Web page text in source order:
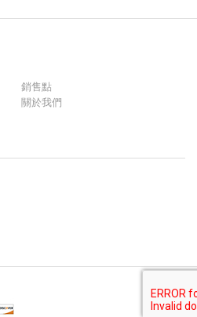
銷售點
關於我們